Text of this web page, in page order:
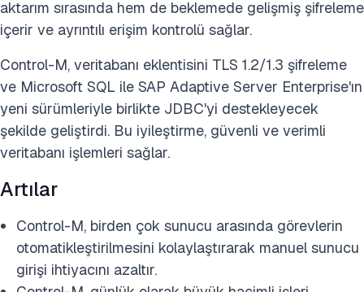
aktarım sırasında hem de beklemede gelişmiş şifreleme
içerir ve ayrıntılı erişim kontrolü sağlar.
Control-M, veritabanı eklentisini TLS 1.2/1.3 şifreleme
ve Microsoft SQL ile SAP Adaptive Server Enterprise'ın
yeni sürümleriyle birlikte JDBC'yi destekleyecek
şekilde geliştirdi. Bu iyileştirme, güvenli ve verimli
veritabanı işlemleri sağlar.
Artılar
Control-M, birden çok sunucu arasında görevlerin
otomatikleştirilmesini kolaylaştırarak manuel sunucu
girişi ihtiyacını azaltır.